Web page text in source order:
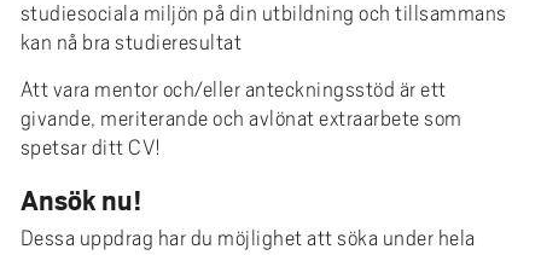
studiesociala miljön på din utbildning och tillsammans
kan nå bra studieresultat
Att vara mentor och/eller anteckningsstöd är ett
givande, meriterande och avlönat extraarbete som
spetsar ditt CV!
Ansök nu!
Dessa uppdrag har du möjlighet att söka under hela